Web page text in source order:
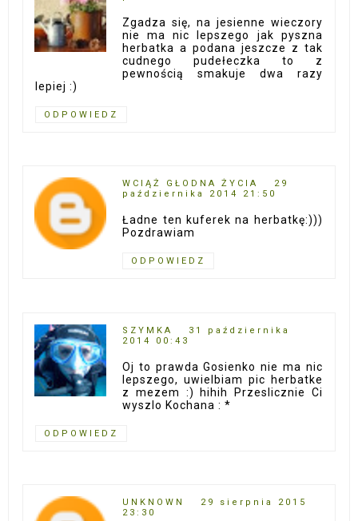
Zgadza się, na jesienne wieczory
nie ma nic lepszego jak pyszna
herbatka a podana jeszcze z tak
cudnego pudełeczka to z
pewnością smakuje dwa razy
lepiej :)
ODPOWIEDZ
WCIĄŻ GŁODNA ŻYCIA
29
października 2014 21:50
Ładne ten kuferek na herbatkę:)))
Pozdrawiam
ODPOWIEDZ
SZYMKA
31 października
2014 00:43
Oj to prawda Gosienko nie ma nic
lepszego, uwielbiam pic herbatke
z mezem :) hihih Przeslicznie Ci
wyszlo Kochana : *
ODPOWIEDZ
UNKNOWN
29 sierpnia 2015
23:30